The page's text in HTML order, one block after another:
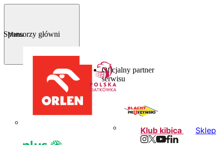
Menu
Sponsorzy główni
Oficjalny partner
serwisu
Klub kibica Sklep